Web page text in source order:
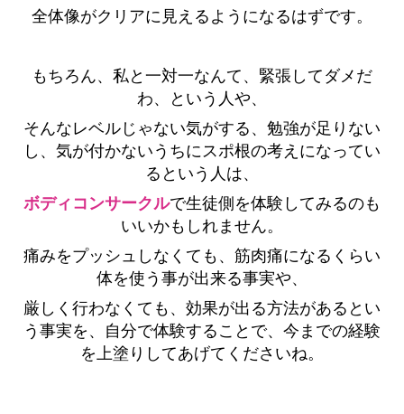
全体像がクリアに見えるようになるはずです。
もちろん、私と一対一なんて、緊張してダメだ
わ、という人や、
そんなレベルじゃない気がする、勉強が足りない
し、気が付かないうちにスポ根の考えになってい
るという人は、
ボディコンサークルで生徒側を体験してみるのも
いいかもしれません。
痛みをプッシュしなくても、筋肉痛になるくらい
体を使う事が出来る事実や、
厳しく行わなくても、効果が出る方法があるとい
う事実を、自分で体験することで、今までの経験
を上塗りしてあげてくださいね。